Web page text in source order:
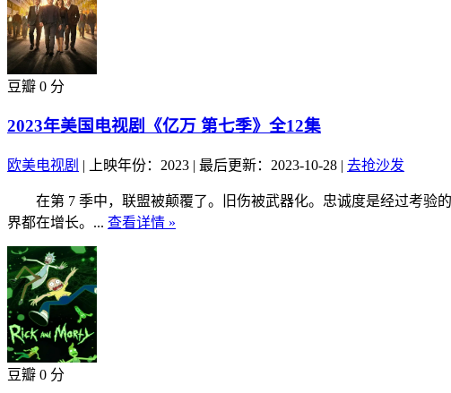
豆瓣 0 分
2023年美国电视剧《亿万 第七季》全12集
欧美电视剧 | 上映年份：2023 | 最后更新：2023-10-28 | 去抢沙发
在第 7 季中，联盟被颠覆了。旧伤被武器化。忠诚度是经过考验的
界都在增长。... 查看详情 »
豆瓣 0 分